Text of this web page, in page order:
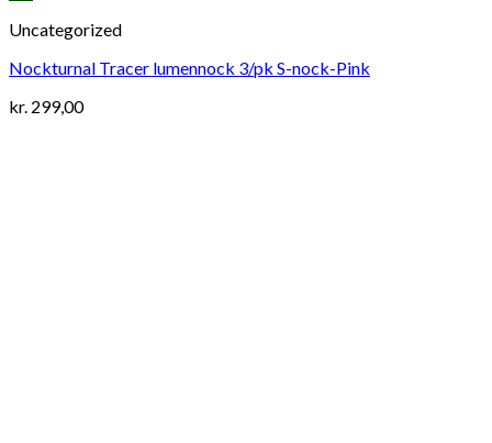
Uncategorized
Nockturnal Tracer lumennock 3/pk S-nock-Pink
kr. 299,00